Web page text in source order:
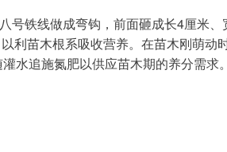
号铁线做成弯钩，前面砸成长4厘米
利苗木根系吸收营养。在苗木刚萌
水追施氮肥以供应苗木期的养分需求